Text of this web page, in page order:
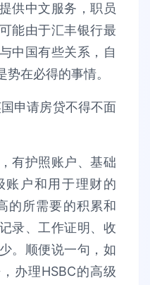
供中文服务，职员
能由于汇丰银行最
中国有些关系，自
在必得的事情。
有护照账户、基础
账户和用于理财的
的所需要的积累和
录、工作证明、收
。顺便说一句，如
办理HSBC的高级